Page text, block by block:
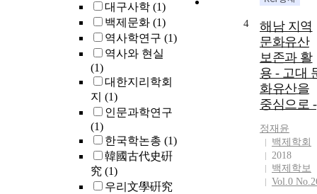
대구사학 (1)
백제문화 (1)
역사학연구 (1)
역사와 현실
(1)
대한지리학회
지 (1)
인문과학연구
(1)
한국학논총 (1)
韓國古代史硏
究 (1)
우리文學硏究
4
해남 지역
문화유산
보존과 활
용 - 고대
화유산을
중심으로 -
정재윤
백제학회
2018
백제학보
Vol.0